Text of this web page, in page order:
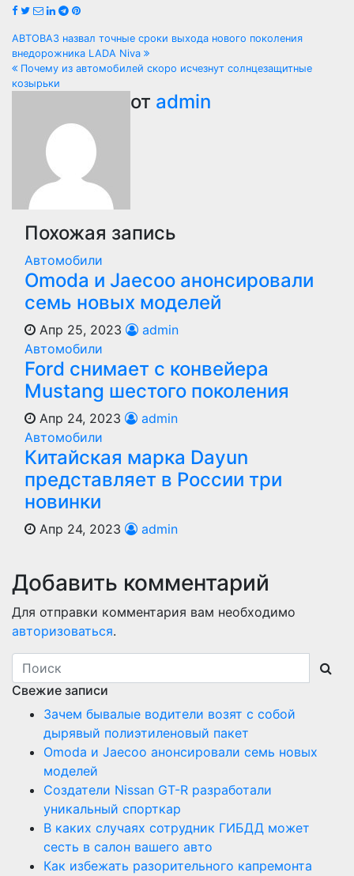
Навигация
по
АВТОВАЗ назвал точные сроки выхода нового поколения
внедорожника LADA Niva
Почему из автомобилей скоро исчезнут солнцезащитные
козырьки
от admin
Похожая запись
Автомобили
Оmoda и Jaecoo анонсировали
семь новых моделей
Апр 25, 2023
admin
Автомобили
Ford снимает с конвейера
Mustang шестого поколения
Апр 24, 2023
admin
Автомобили
Китайская марка Dayun
представляет в России три
новинки
Апр 24, 2023 admin
Добавить комментарий
Для отправки комментария вам необходимо
авторизоваться.
Свежие записи
Зачем бывалые водители возят с собой
дырявый полиэтиленовый пакет
Оmoda и Jaecoo анонсировали семь новых
моделей
Создатели Nissan GT-R разработали
уникальный спорткар
В каких случаях сотрудник ГИБДД может
сесть в салон вашего авто
Как избежать разорительного капремонта